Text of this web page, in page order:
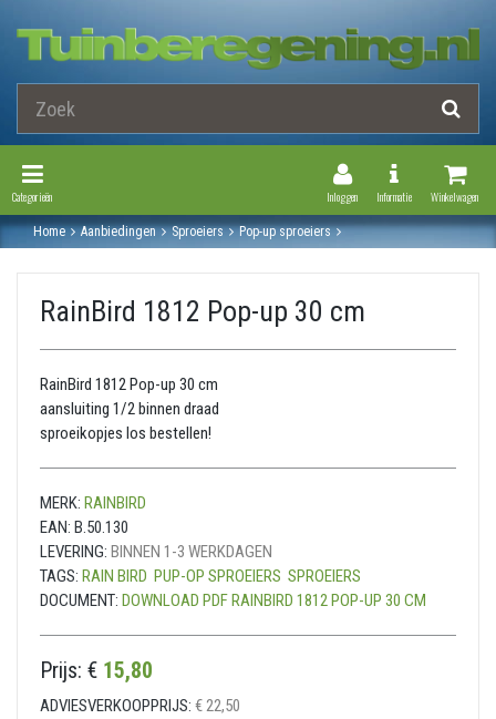
Winkelwagen
Toggle
Informatie
Inloggen
Toggle Navigation
Categorieën
Home Aanbiedingen Sproeiers
Pop-up sproeiers
RainBird 1812 Pop-up 30 cm
RainBird 1812 Pop-up 30 cm
aansluiting 1/2 binnen draad
sproeikopjes los bestellen!
MERK: RAINBIRD
EAN: B.50.130
LEVERING: BINNEN 1-3 WERKDAGEN
TAGS: RAIN BIRD PUP-OP SPROEIERS SPROEIERS
DOCUMENT: DOWNLOAD PDF RAINBIRD 1812 POP-UP 30 CM
Prijs: € 15,80
ADVIESVERKOOPPRIJS: € 22,50